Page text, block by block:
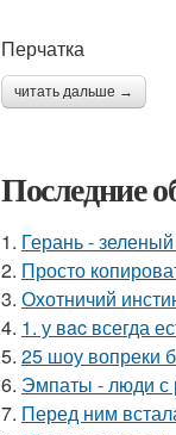
Перчатка
читать дальше →
Последние
1. Герань -
2. Просто
3. Охотничий
4. 1. у вac всегда
5. 25 шоу вопреки
6. Эмпаты - люди с
7. Перед ним